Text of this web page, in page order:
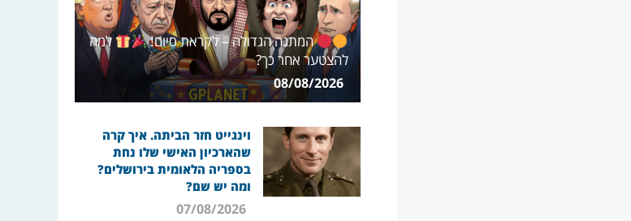
המתנה הגדולה – לקראת סיום!
למה
להצטער אחר כך?
08/08/2026
וינגייט חזר הביתה. איך קרה
שהארכיון האישי שלו נחת
בספריה הלאומית בירושלים?
ומה יש שם?
07/08/2026